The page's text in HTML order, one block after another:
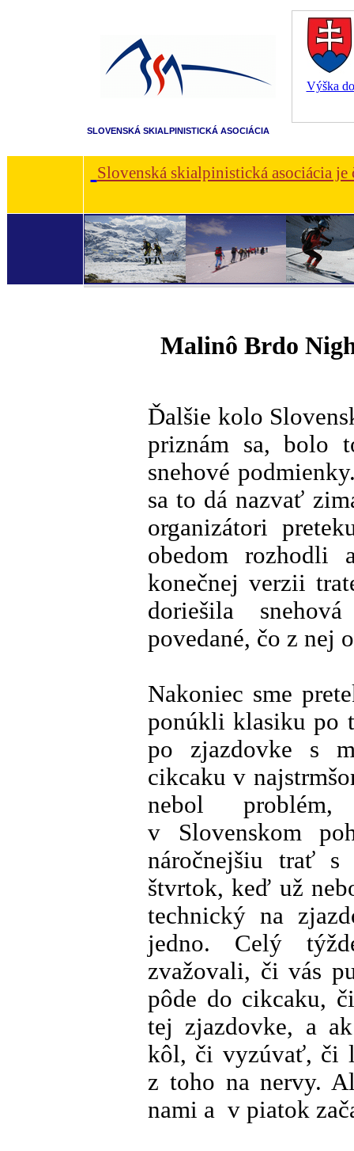
Výška
SLOVENSKÁ SKIALPINISTICKÁ ASOCIÁCIA
Slovenská skialpinistická asociácia
Malinô Brdo
Ďalšie kolo
priznám sa, bolo
snehové
sa to dá nazvať
organizátori
obedom rozhodli
konečnej verzii
doriešila
povedané, čo z nej
Nakoniec sme
ponúkli klasiku po
po zjazdovke s
cikcaku v
nebol
v Slovenskom
náročnejšiu trať s
štvrtok, keď už
technický na
jedno. Celý
zvažovali, či vás
pôde do cikcaku,
tej zjazdovke, a
kôl, či vyzúvať, či
z toho na nervy.
nami a v piatok